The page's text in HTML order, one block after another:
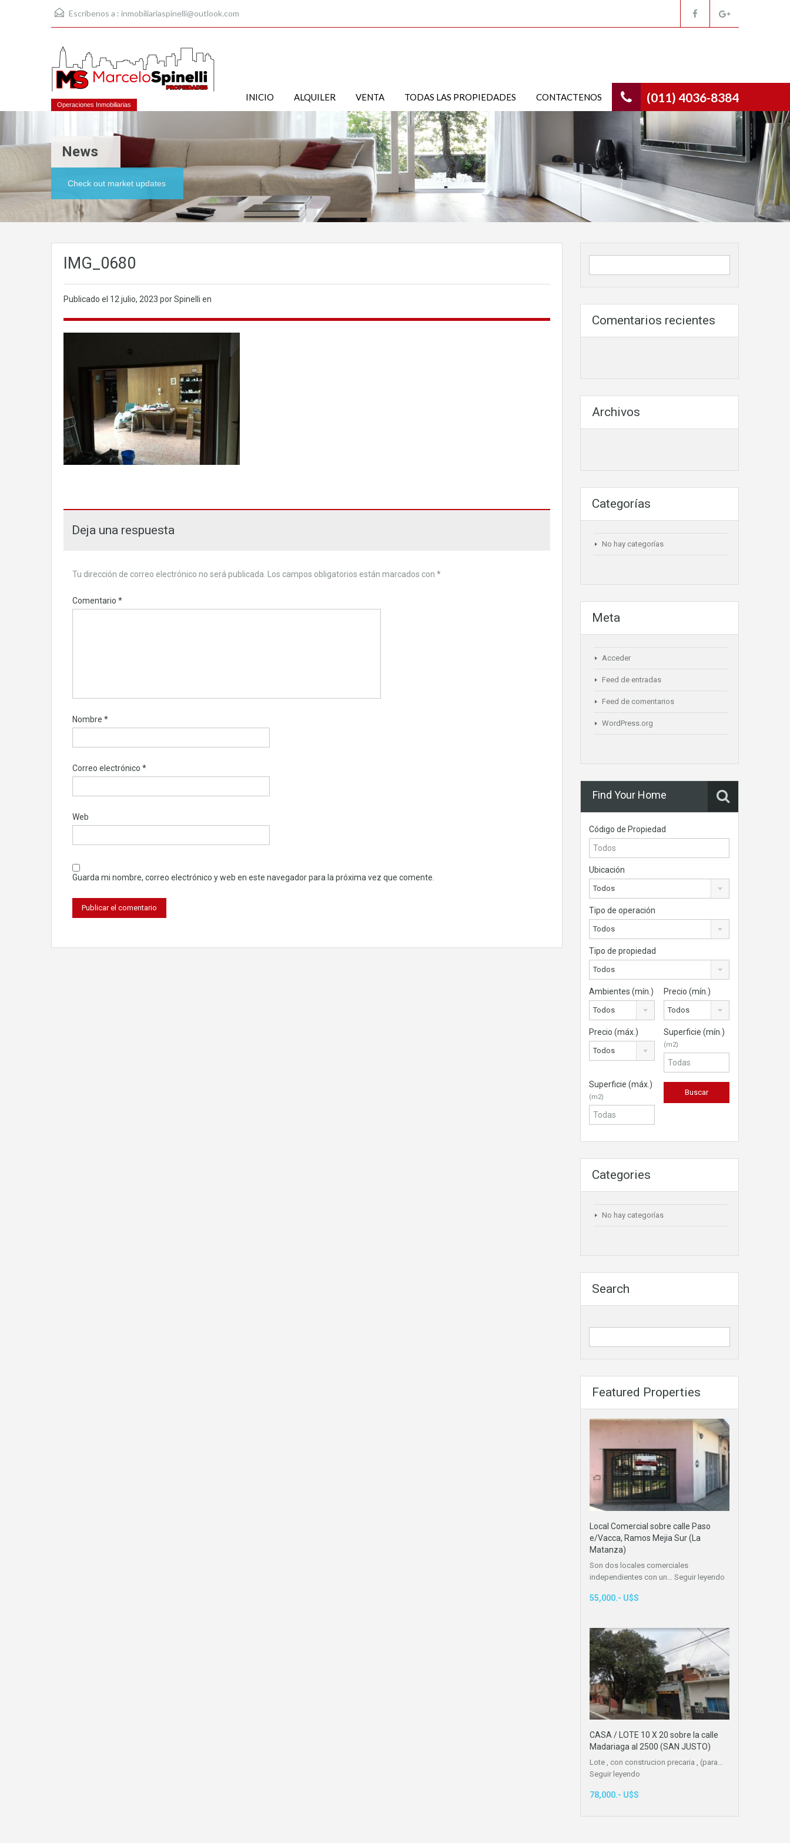
Escríbenos a : inmobiliariaspinelli@outlook.com
Operaciones Inmobiliarias (011) 4036-8384
INICIO ALQUILER VENTA TODAS LAS PROPIEDADES CONTACTENOS
News
Check out market updates
IMG_0680
Publicado el 12 julio, 2023 por Spinelli en
Deja una respuesta
Tu dirección de correo electrónico no será publicada. Los campos obligatorios están marcados con *
Comentario *
Nombre *
Correo electrónico *
Web
Guarda mi nombre, correo electrónico y web en este navegador para la próxima vez que comente.
Comentarios recientes
Archivos
Categorías
No hay categorías
Meta
Acceder
Feed de entradas
Feed de comentarios
WordPress.org
Find Your Home
Código de Propiedad
Ubicación
Todos
Tipo de operación
Todos
Tipo de propiedad
Todos
Ambientes (mín.)
Todos
Precio (mín.)
Todos
Precio (máx.)
Todos
Superficie (mín.)
(m2)
Superficie (máx.)
(m2)
Categories
No hay categorías
Search
Featured Properties
Local Comercial sobre calle Paso
e/Vacca, Ramos Mejia Sur (La
Matanza)
Son dos locales comerciales
independientes con un… Seguir leyendo
55,000.- U$S
CASA / LOTE 10 X 20 sobre la calle
Madariaga al 2500 (SAN JUSTO)
Lote , con construcion precaria , (para…
Seguir leyendo
78,000.- U$S